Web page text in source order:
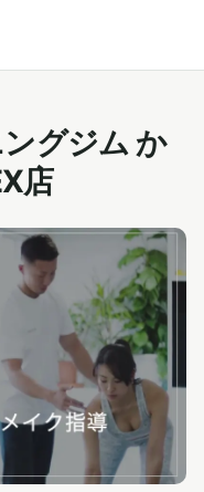
グジム か
店